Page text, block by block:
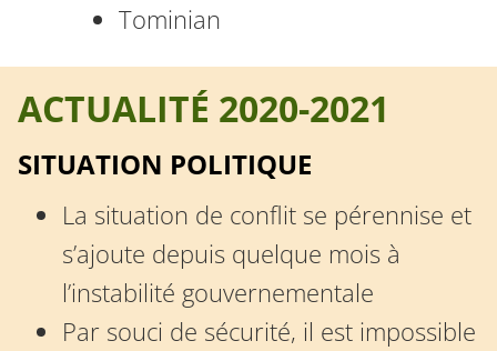
Tominian
ACTUALITÉ 2020-2021
SITUATION POLITIQUE
La situation de conflit se pérennise et
s’ajoute depuis quelque mois à
l’instabilité gouvernementale
Par souci de sécurité, il est impossible